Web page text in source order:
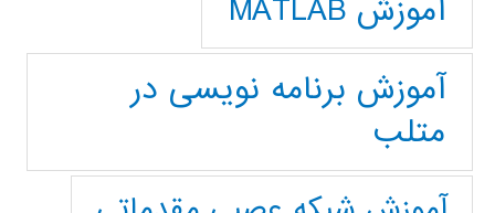
آموزش MATLAB
آموزش برنامه نویسی در
متلب